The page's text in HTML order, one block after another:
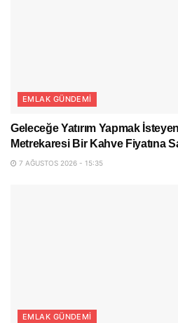
EMLAK GÜNDEMI
Geleceğe Yatırım Yapmak
Metrekaresi Bir Kahve Fiyatına
7 AĞUSTOS 2026 - 15:35
EMLAK GÜNDEMI